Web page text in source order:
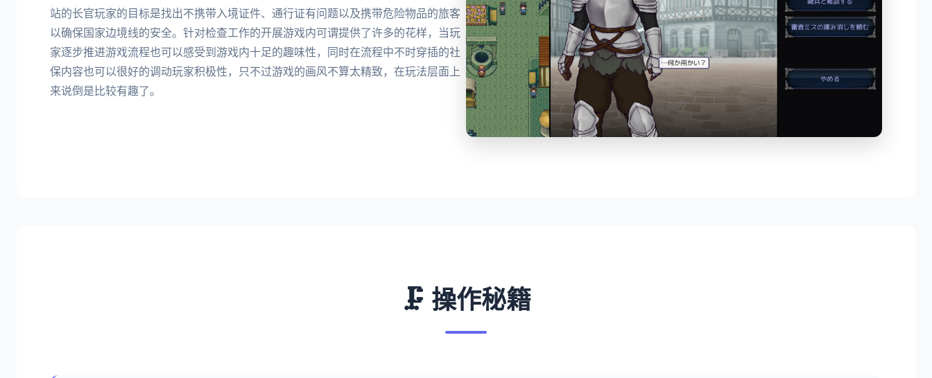
站的长官玩家的目标是找出不携带入境证件、通行证有问题以及携带危险物品的旅客
以确保国家边境线的安全。针对检查工作的开展游戏内可谓提供了许多的花样，当玩
家逐步推进游戏流程也可以感受到游戏内十足的趣味性，同时在流程中不时穿插的社
保内容也可以很好的调动玩家积极性，只不过游戏的画风不算太精致，在玩法层面上
来说倒是比较有趣了。
🗜️ 操作秘籍